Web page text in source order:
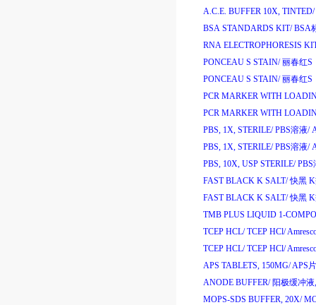
A.C.E. BUFFER 10X, TINTED/
BSA STANDARDS KIT/ BSA
RNA ELECTROPHORESIS
PONCEAU S STAIN/ 丽春红S
PONCEAU S STAIN/ 丽春红S
PCR MARKER WITH
PCR MARKER WITH
PBS, 1X, STERILE/ PBS溶液/
PBS, 1X, STERILE/ PBS溶液/
PBS, 10X, USP STERILE/ PBS
FAST BLACK K SALT/ 快黑 K
FAST BLACK K SALT/ 快黑 K
TMB PLUS LIQUID 1-
TCEP HCL/ TCEP HCl/
TCEP HCL/ TCEP HCl/
APS TABLETS, 150MG/APS
ANODE BUFFER/ 阳极缓冲液
MOPS-SDS BUFFER, 20X/